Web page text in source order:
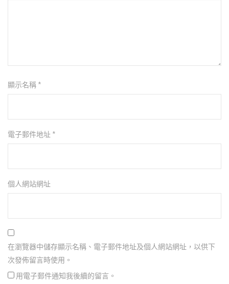
顯示名稱 *
電子郵件地址 *
個人網站網址
在瀏覽器中儲存顯示名稱、電子郵件地址及個人網站網址，以供下
次發佈留言時使用。
用電子郵件通知我後續的留言。